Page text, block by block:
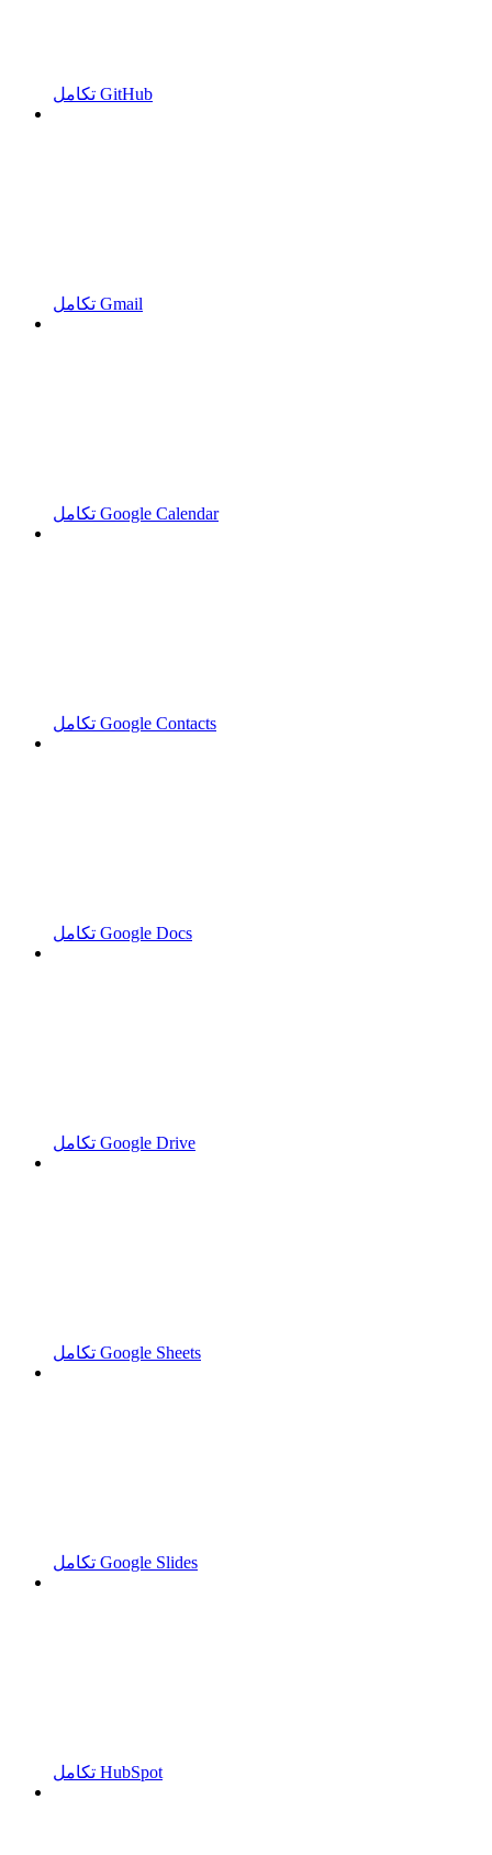
تكامل GitHub
تكامل Gmail
تكامل Google Calendar
تكامل Google Contacts
تكامل Google Docs
تكامل Google Drive
تكامل Google Sheets
تكامل Google Slides
تكامل HubSpot